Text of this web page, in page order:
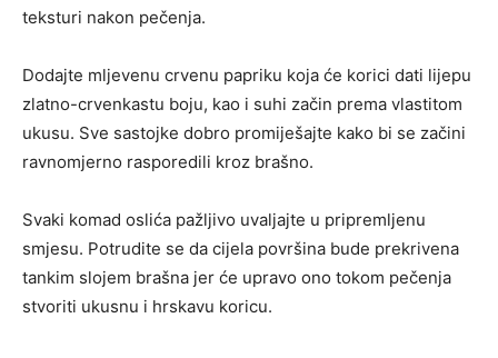
teksturi nakon pečenja.
Dodajte mljevenu crvenu papriku koja će korici dati lijepu
zlatno-crvenkastu boju, kao i suhi začin prema vlastitom
ukusu. Sve sastojke dobro promiješajte kako bi se začini
ravnomjerno rasporedili kroz brašno.
Svaki komad oslića pažljivo uvaljajte u pripremljenu
smjesu. Potrudite se da cijela površina bude prekrivena
tankim slojem brašna jer će upravo ono tokom pečenja
stvoriti ukusnu i hrskavu koricu.